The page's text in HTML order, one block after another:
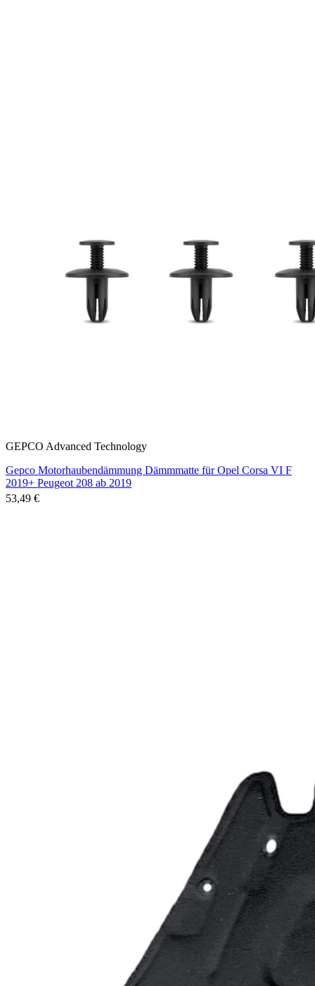
GEPCO Advanced Technology
Gepco Motorhaubendämmung Dämmmatte für Opel Corsa VI F
2019+ Peugeot 208 ab 2019
53,49 €